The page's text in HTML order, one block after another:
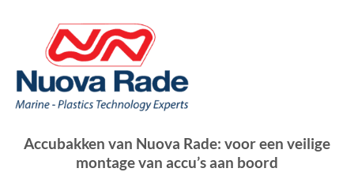
Accubakken van Nuova Rade: voor een veilige
montage van accu’s aan boord